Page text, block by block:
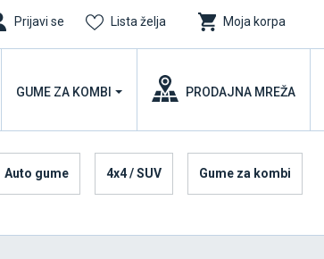
Prijavi se Lista želja Moja korpa
GUME ZA KOMBI PRODAJNA MREŽA
Auto gume 4x4 / SUV Gume za kombi